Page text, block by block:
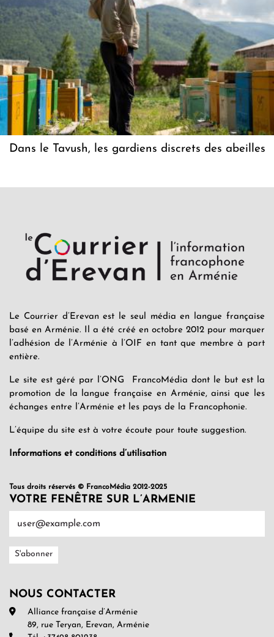
Dans le Tavush, les gardiens discrets des abeilles
Le Courrier d’Erevan est le seul média en langue française
basé en Arménie. Il a été créé en octobre 2012 pour marquer
l’adhésion de l’Arménie à l’OIF en tant que membre à part
entière.
Le site est géré par l’ONG FrancoMédia dont le but est la
promotion de la langue française en Arménie, ainsi que les
échanges entre l’Arménie et les pays de la Francophonie.
L’équipe du site est à votre écoute pour toute suggestion.
Informations et conditions d’utilisation
Tous droits réservés © FrancoMédia 2012-2025
VOTRE FENÊTRE SUR L’ARMENIE
NOUS CONTACTER
Alliance française d’Arménie
89, rue Teryan, Erevan, Arménie